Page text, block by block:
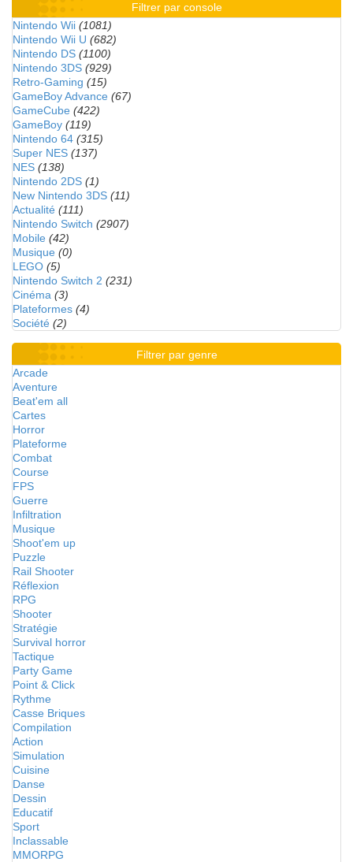
Filtrer par console
Nintendo Wii (1081)
Nintendo Wii U (682)
Nintendo DS (1100)
Nintendo 3DS (929)
Retro-Gaming (15)
GameBoy Advance (67)
GameCube (422)
GameBoy (119)
Nintendo 64 (315)
Super NES (137)
NES (138)
Nintendo 2DS (1)
New Nintendo 3DS (11)
Actualité (111)
Nintendo Switch (2907)
Mobile (42)
Musique (0)
LEGO (5)
Nintendo Switch 2 (231)
Cinéma (3)
Plateformes (4)
Société (2)
Filtrer par genre
Arcade
Aventure
Beat'em all
Cartes
Horror
Plateforme
Combat
Course
FPS
Guerre
Infiltration
Musique
Shoot'em up
Puzzle
Rail Shooter
Réflexion
RPG
Shooter
Stratégie
Survival horror
Tactique
Party Game
Point & Click
Rythme
Casse Briques
Compilation
Action
Simulation
Cuisine
Danse
Dessin
Educatif
Sport
Inclassable
MMORPG